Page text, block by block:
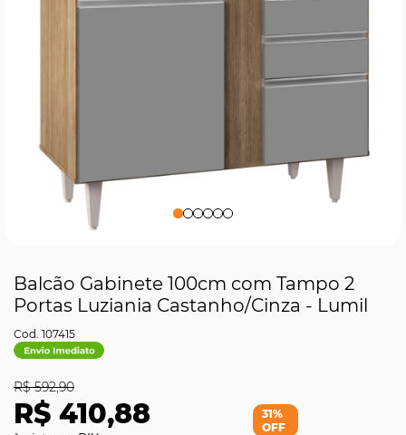
Balcão Gabinete 100cm com Tampo 2
Portas Luziania Castanho/Cinza - Lumil
107415
R$ 410,88
R$ 592,90
31%
OFF